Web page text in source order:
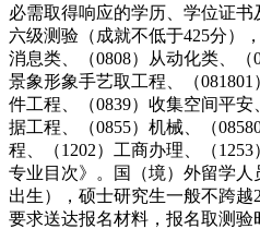
必需取得响应的学历、学位证
六级测验（成就不低于425分）
消息类、（0808）从动化类、（
景象形象手艺取工程、（
件工程、（0839）收集空间平
据工程、（0855）机械、（
程、（1202）工商办理、（
专业目次》。国（境）外留学
出生），硕士研究生一般不跨
要求送达报名材料，报名取测